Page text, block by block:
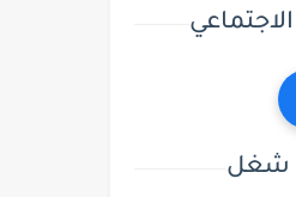
شغل